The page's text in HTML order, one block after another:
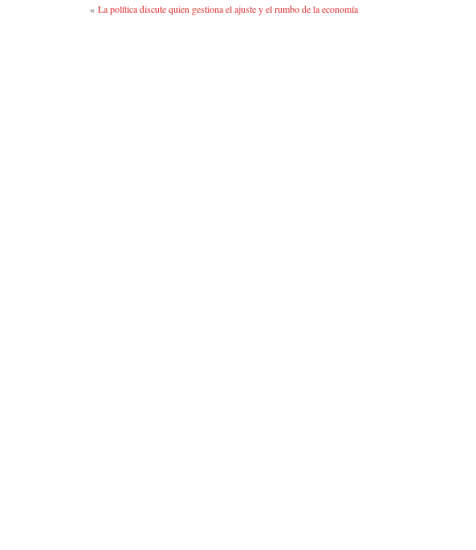
« La política discute quien gestiona el ajuste y el rumbo de la economía